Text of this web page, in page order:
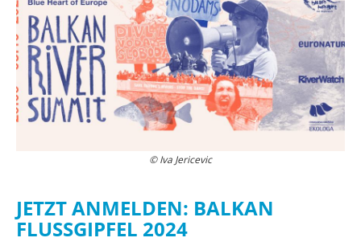
© Iva Jericevic
JETZT ANMELDEN: BALKAN
FLUSSGIPFEL 2024